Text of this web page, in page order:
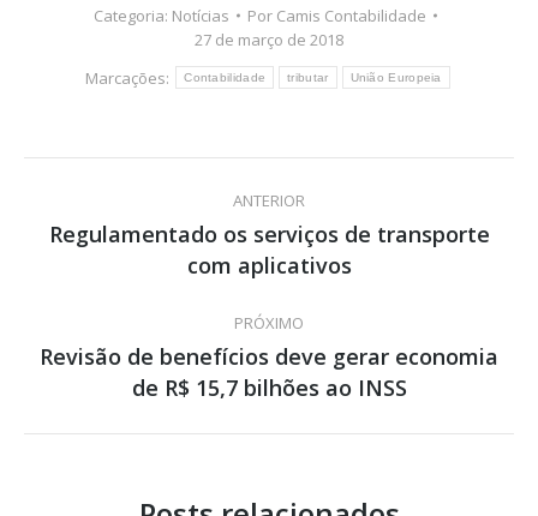
Categoria: Notícias Por Camis Contabilidade
27 de março de 2018
Marcações:
Contabilidade tributar União Europeia
Navegação
de
ANTERIOR
Post
anterior:
Regulamentado os serviços de transporte
com aplicativos
PRÓXIMO
Próximo
post:
Revisão de benefícios deve gerar economia
de R$ 15,7 bilhões ao INSS